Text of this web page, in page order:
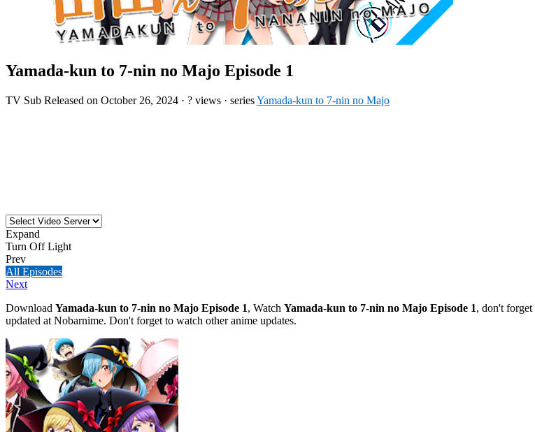
Yamada-kun to 7-nin no Majo Episode 1
TV Sub Released on October 26, 2024 · ? views · seriesYamada-kun to 7-nin no Majo
Expand
Turn Off Light
Prev
All Episodes
Next
Download Yamada-kun to 7-nin no Majo Episode 1, Watch Yamada-kun to 7-nin no Majo Episode 1, don't
updated at Nobarnime. Don't forget to watch other anime updates.